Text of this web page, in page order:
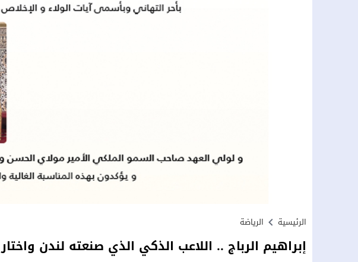
الرئيسية الرياضة
إبراهيم الرباج .. اللاعب الذكي الذي صنعته لندن